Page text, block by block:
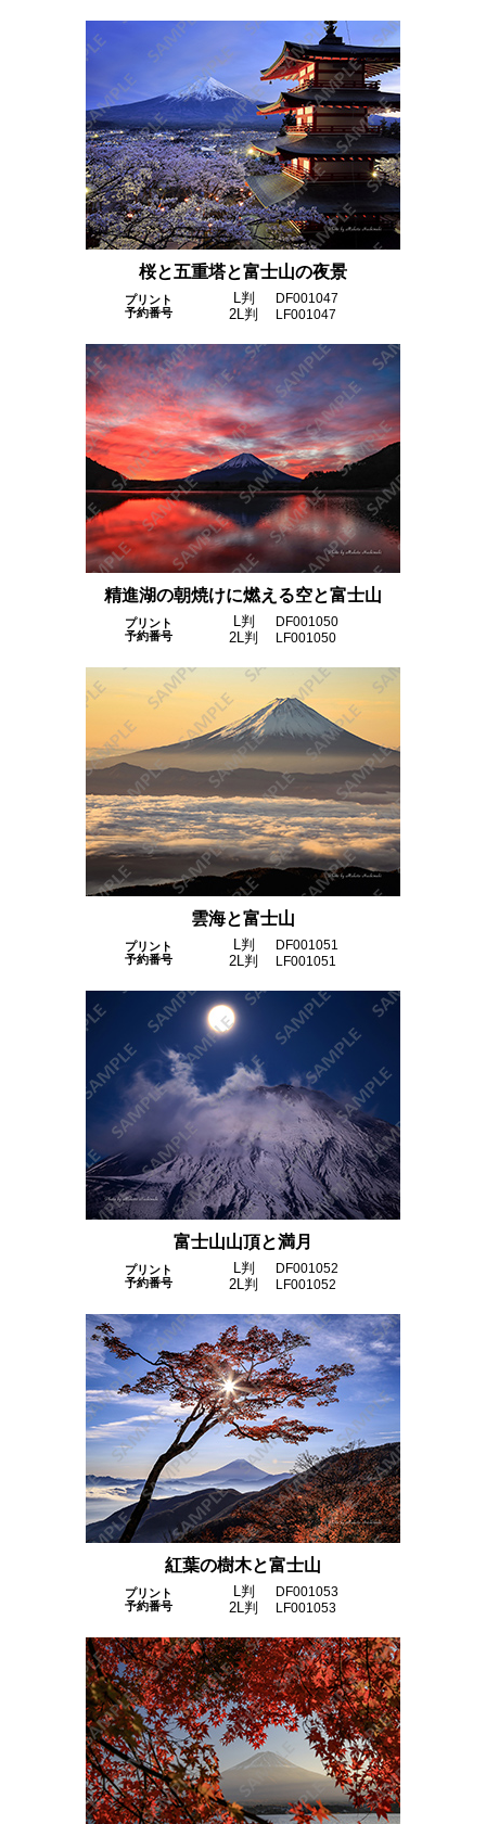
桜と五重塔と富士山の夜景
プリント
予約番号
L判 DF001047
2L判 LF001047
精進湖の朝焼けに燃える空と富士山
プリント
予約番号
L判 DF001050
2L判 LF001050
雲海と富士山
プリント
予約番号
L判 DF001051
2L判 LF001051
富士山山頂と満月
プリント
予約番号
L判 DF001052
2L判 LF001052
紅葉の樹木と富士山
プリント
予約番号
L判 DF001053
2L判 LF001053